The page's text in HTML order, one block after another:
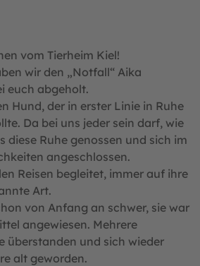
vom Tierheim Kiel!
wir den „Notfall“ Aika
euch abgeholt.
Hund, der in erster Linie in Ruhe
Da bei uns jeder sein darf, wie
diese Ruhe genossen und sich im
angeschlossen.
Reisen begleitet, immer auf ihre
Art.
von Anfang an schwer, sie war
angewiesen. Mehrere
überstanden und sich wieder
alt geworden.